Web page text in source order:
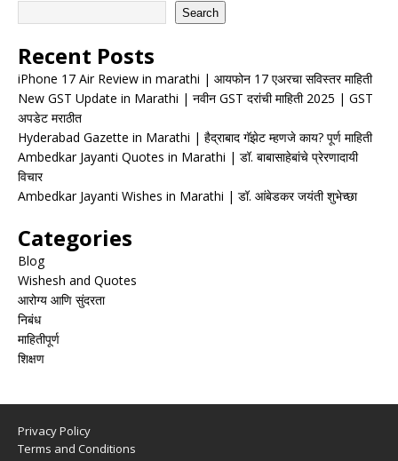
Search
Recent Posts
iPhone 17 Air Review in marathi | आयफोन 17 एअरचा सविस्तर माहिती
New GST Update in Marathi | नवीन GST दरांची माहिती 2025 | GST
अपडेट मराठीत
Hyderabad Gazette in Marathi | हैद्राबाद गॅझेट म्हणजे काय? पूर्ण माहिती
Ambedkar Jayanti Quotes in Marathi | डॉ. बाबासाहेबांचे प्रेरणादायी
विचार
Ambedkar Jayanti Wishes in Marathi | डॉ. आंबेडकर जयंती शुभेच्छा
Categories
Blog
Wishesh and Quotes
आरोग्य आणि सुंदरता
निबंध
माहितीपूर्ण
शिक्षण
Privacy Policy
Terms and Conditions